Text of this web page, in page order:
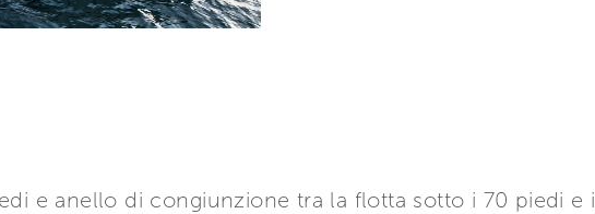
e anello di congiunzione tra la flotta sotto i 70 piedi e i